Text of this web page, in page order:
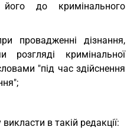
до кримінального
провадженні дізнання,
розгляді кримінальної
"під час здійснення
в такій редакції: